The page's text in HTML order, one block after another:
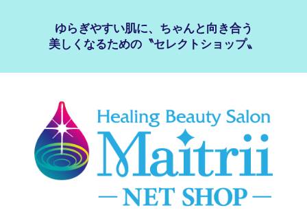
ゆらぎやすい肌に、ちゃんと向き合う
美しくなるための〝セレクトショップ〟